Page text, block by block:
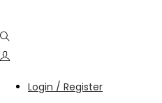
Login / Register